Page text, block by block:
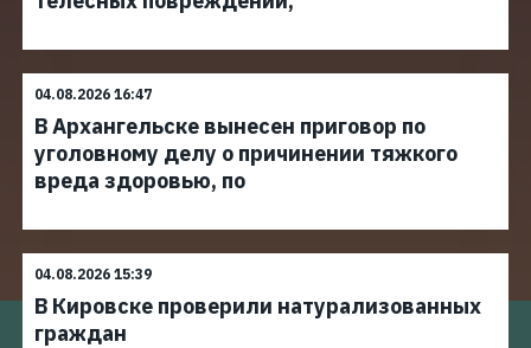
04.08.2026 16:47
В Архангельске вынесен приговор по
уголовному делу о причинении тяжкого
вреда здоровью, по
04.08.2026 15:39
В Кировске проверили натурализованных
граждан